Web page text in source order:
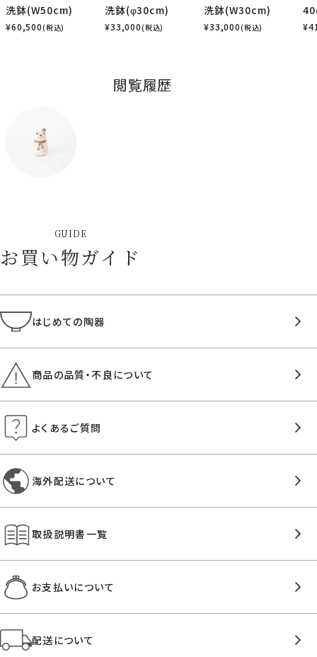
洗鉢(W50cm)
¥60,500(税込)
洗鉢(φ30cm)
¥33,000(税込)
洗鉢(W30cm)
¥33,000(税込) ¥
閲覧履歴
GUIDE
お買い物ガイド
はじめての陶器
商品の品質・不良について
よくあるご質問
海外配送について
取扱説明書一覧
お支払いについて
配送について